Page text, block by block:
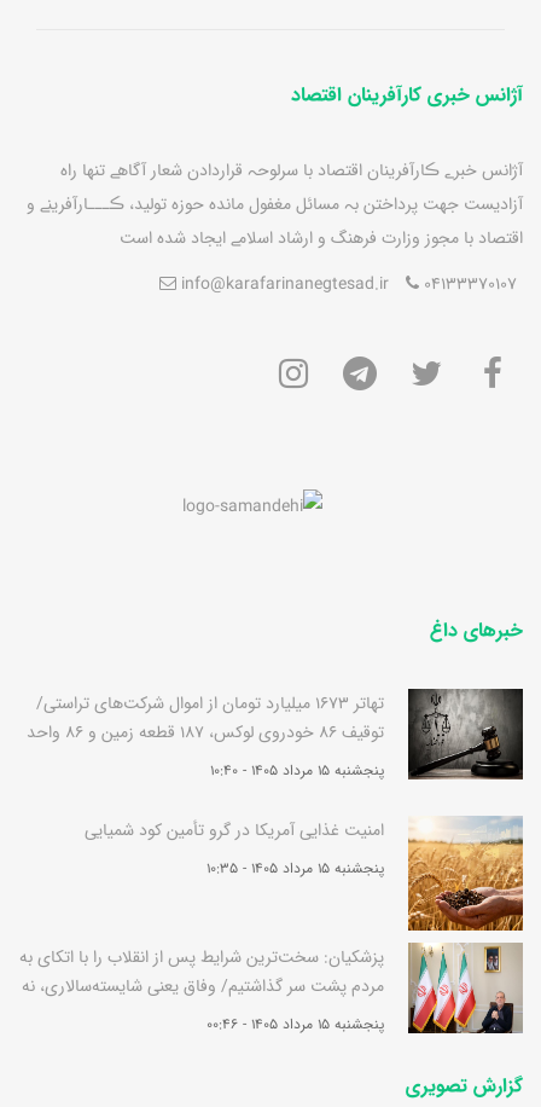
آژانس خبری کارآفرینان اقتصاد
آژانس خبرے ڪارآفرينان اقتصاد با سرلوحہ قراردادن شعار آگاهے تنها راه
آزاديست جهت پرداختن بہ مسائل مغفول مانده حوزه توليد، ڪـــارآفرينے و
اقتصاد با مجوز وزارت فرهنگ و ارشاد اسلامے ايجاد شده است
04133370107
info@karafarinanegtesad.ir
خبرهای داغ
تهاتر 1673 میلیارد تومان از اموال شرکت‌های تراستی/
توقیف 86 خودروی لوکس، 187 قطعه زمین و 86 واحد
آپارتمان قوه قضاییه
پنجشنبه 15 مرداد 1405 - 10:40
امنیت غذایی آمریکا در گرو تأمین کود شمیایی
پنجشنبه 15 مرداد 1405 - 10:35
پزشکیان: سخت‌ترین شرایط پس از انقلاب را با اتکای به
مردم پشت سر گذاشتیم/ وفاق یعنی شایسته‌سالاری، نه
سهم‌خواهی جناح‌ها
پنجشنبه 15 مرداد 1405 - 00:46
گزارش تصویری